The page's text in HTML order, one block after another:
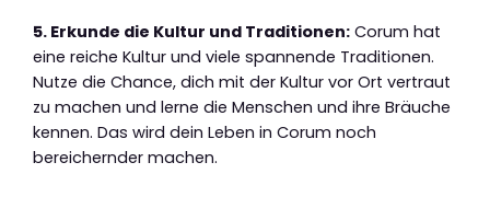
5. Erkunde die Kultur und Traditionen: Corum hat
eine reiche Kultur und viele spannende Traditionen.
Nutze die Chance, dich mit der Kultur vor Ort vertraut
zu machen und lerne die Menschen und ihre Bräuche
kennen. Das wird dein Leben in Corum noch
bereichernder machen.